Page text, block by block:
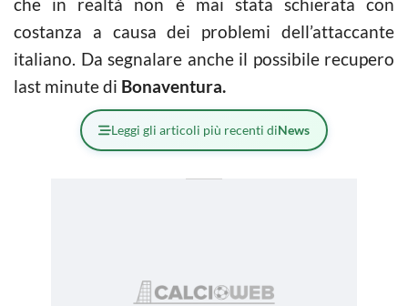
costanza a causa dei problemi dell’attaccante
italiano. Da segnalare anche il possibile recupero
last minute di Bonaventura.
Leggi gli articoli più recenti diNews